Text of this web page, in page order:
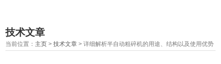
技术文章
当前位置： 主页 >技术文章 > 详细解析半自动粗碎机的用途、结构以及使用优势